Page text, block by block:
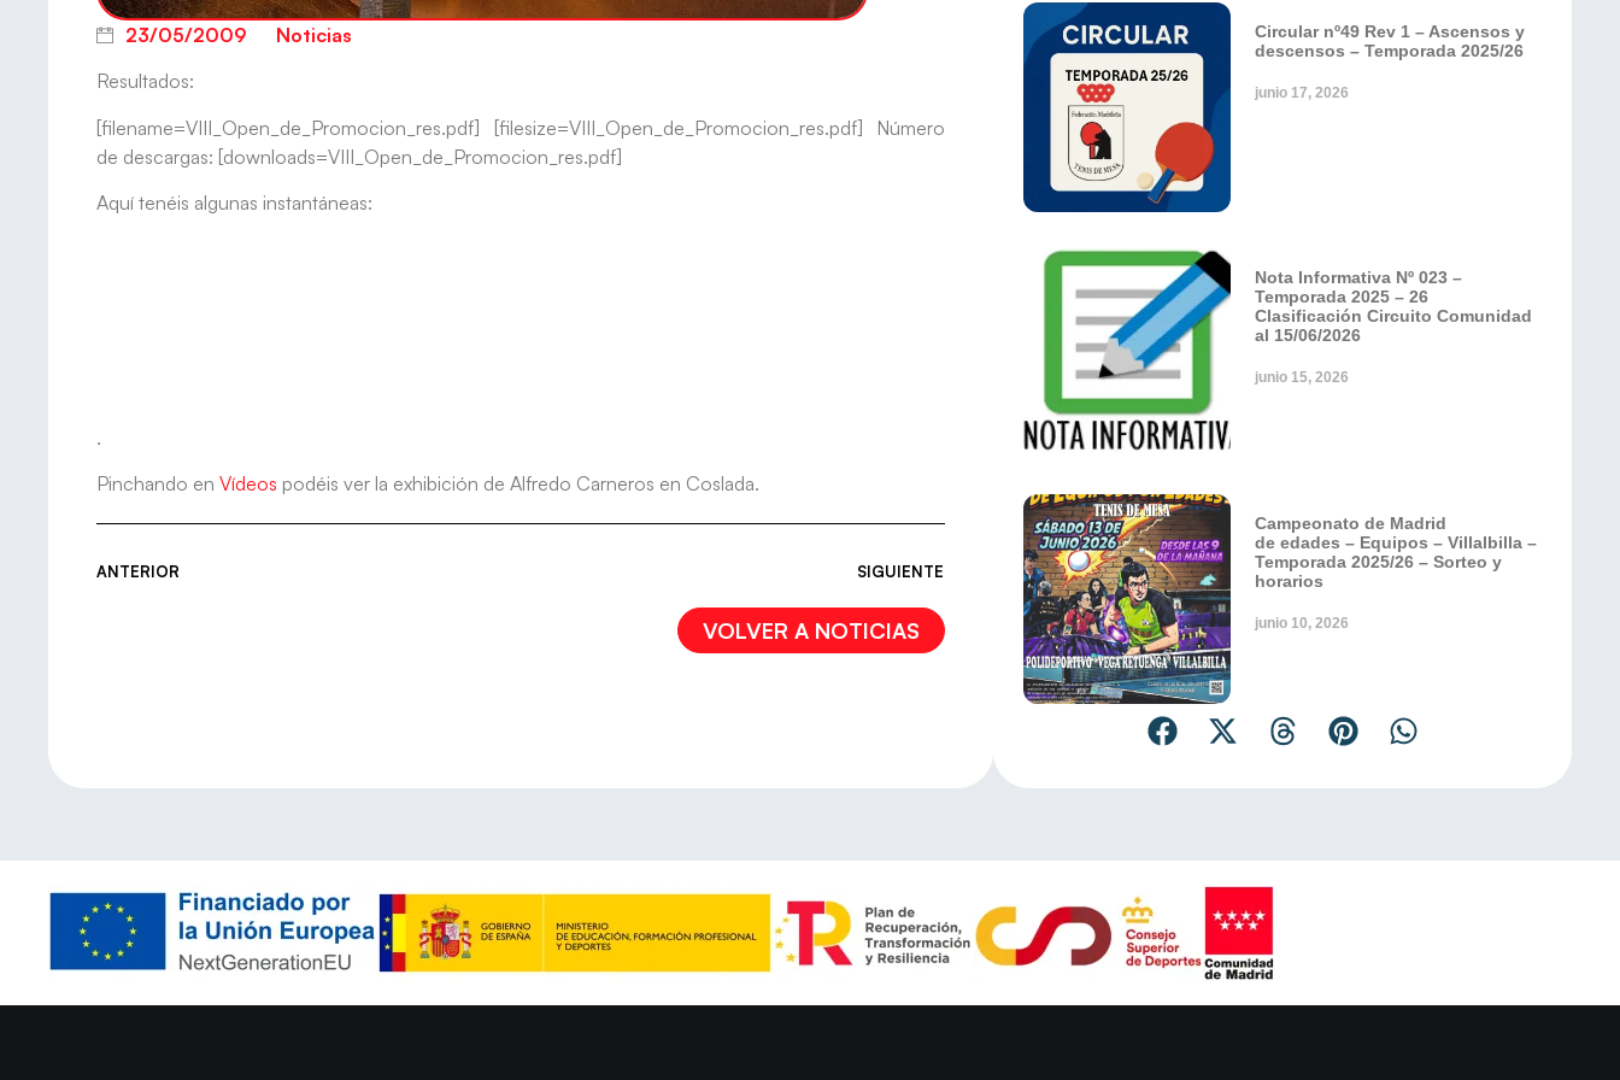
23/05/2009
Noticias
Resultados:
[filename=VIII_Open_de_Promocion_res.pdf] [filesize=VIII_Open_de_Promocion_res.pdf] Número
de descargas: [downloads=VIII_Open_de_Promocion_res.pdf]
Aquí tenéis algunas instantáneas:
.
Pinchando en Vídeos podéis ver la exhibición de Alfredo Carneros en Coslada.
ANTERIOR SIGUIENTE
VOLVER A NOTICIAS
Circular nº49 Rev 1 – Ascensos y
descensos – Temporada 2025/26
junio 17, 2026
Nota Informativa Nº 023 –
Temporada 2025 – 26
Clasificación Circuito Comunidad
al 15/06/2026
junio 15, 2026
Campeonato de Madrid
de edades – Equipos – Villalbilla –
Temporada 2025/26 – Sorteo y
horarios
junio 10, 2026